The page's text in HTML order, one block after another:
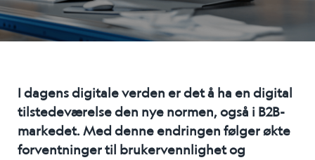
I dagens digitale verden er det å ha en digital
tilstedeværelse den nye normen, også i B2B-
markedet. Med denne endringen følger økte
forventninger til brukervennlighet og